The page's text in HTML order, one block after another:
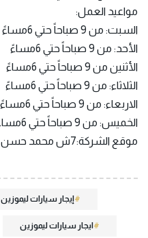
مواعيد العمل:
السبت: من 9 صباحاً حتي 6مساءً
الأحد: من 9 صباحاً حتي 6مساءً
الأثنين من 9 صباحاً حتي 6مساءً
الثلاثاء: من 9 صباحاً حتي 6مساءً
الاربعاء: من 9 صباحاً حتي 6مساءً
الخميس: من 9 صباحاً حتي 6مساء
موقع الشركة:7ش محمد حسن الجمل,عباس العقاد,مدينة نصر
إيجار سيارات ليموزين
ايجار سيارات ليموزين